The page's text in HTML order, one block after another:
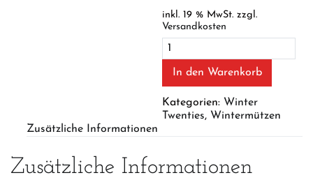
inkl. 19 % MwSt. zzgl.
Versandkosten
Winter
Twenties
Flower
Menge
In den Warenkorb
Kategorien: Winter
Twenties, Wintermützen
Zusätzliche Informationen
Zusätzliche Informationen